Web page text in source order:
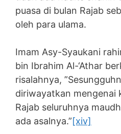
puasa di bulan Rajab
oleh para ulama.
Imam Asy-Syaukani
bin Ibrahim Al-‘Athar
risalahnya,
diriwayatkan mengenai
Rajab seluruhnya
ada asalnya.”[xiv]